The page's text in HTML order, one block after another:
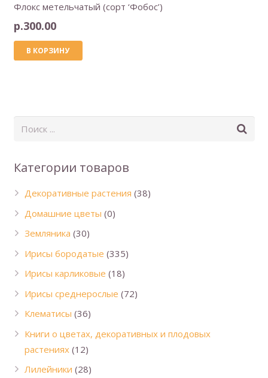
Флокс метельчатый (сорт ‘Фобос’)
р.300.00
В КОРЗИНУ
Категории товаров
Декоративные растения (38)
Домашние цветы (0)
Земляника (30)
Ирисы бородатые (335)
Ирисы карликовые (18)
Ирисы среднерослые (72)
Клематисы (36)
Книги о цветах, декоративных и плодовых
растениях (12)
Лилейники (28)